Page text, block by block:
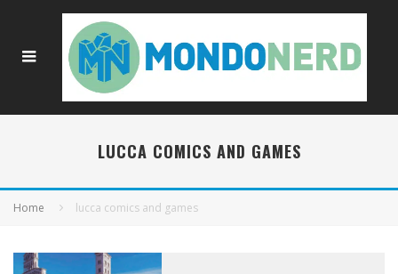
LUCCA COMICS AND GAMES
Home lucca comics and games